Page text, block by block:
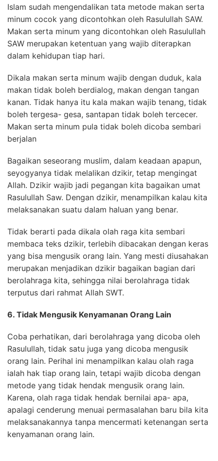
Islam sudah mengendalikan tata metode makan serta
minum cocok yang dicontohkan oleh Rasulullah SAW.
Makan serta minum yang dicontohkan oleh Rasulullah
SAW merupakan ketentuan yang wajib diterapkan
dalam kehidupan tiap hari.
Dikala makan serta minum wajib dengan duduk, kala
makan tidak boleh berdialog, makan dengan tangan
kanan. Tidak hanya itu kala makan wajib tenang, tidak
boleh tergesa- gesa, santapan tidak boleh tercecer.
Makan serta minum pula tidak boleh dicoba sembari
berjalan
Bagaikan seseorang muslim, dalam keadaan apapun,
seyogyanya tidak melalikan dzikir, tetap mengingat
Allah. Dzikir wajib jadi pegangan kita bagaikan umat
Rasulullah Saw. Dengan dzikir, menampilkan kalau kita
melaksanakan suatu dalam haluan yang benar.
Tidak berarti pada dikala olah raga kita sembari
membaca teks dzikir, terlebih dibacakan dengan keras
yang bisa mengusik orang lain. Yang mesti diusahakan
merupakan menjadikan dzikir bagaikan bagian dari
berolahraga kita, sehingga nilai berolahraga tidak
terputus dari rahmat Allah SWT.
6. Tidak Mengusik Kenyamanan Orang Lain
Coba perhatikan, dari berolahraga yang dicoba oleh
Rasulullah, tidak satu juga yang dicoba mengusik
orang lain. Perihal ini menampilkan kalau olah raga
ialah hak tiap orang lain, tetapi wajib dicoba dengan
metode yang tidak hendak mengusik orang lain.
Karena, olah raga tidak hendak bernilai apa- apa,
apalagi cenderung menuai permasalahan baru bila kita
melaksanakannya tanpa mencermati ketenangan serta
kenyamanan orang lain.